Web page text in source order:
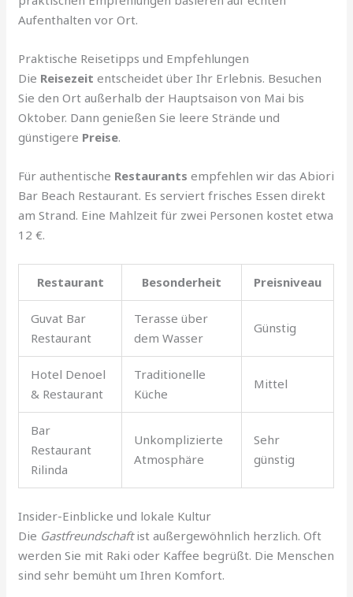
Aufenthalten vor Ort.
Praktische Reisetipps und Empfehlungen
Die Reisezeit entscheidet über Ihr Erlebnis. Besuchen
Sie den Ort außerhalb der Hauptsaison von Mai bis
Oktober. Dann genießen Sie leere Strände und
günstigere Preise.
Für authentische Restaurants empfehlen wir das Abiori
Bar Beach Restaurant. Es serviert frisches Essen direkt
am Strand. Eine Mahlzeit für zwei Personen kostet etwa
12 €.
Restaurant Besonderheit Preisniveau
Guvat Bar
Restaurant
Terasse über
dem Wasser
Günstig
Hotel Denoel
& Restaurant
Traditionelle
Küche
Mittel
Bar
Restaurant
Rilinda
Unkomplizierte
Atmosphäre
Sehr
günstig
Insider-Einblicke und lokale Kultur
Die Gastfreundschaftist außergewöhnlich herzlich. Oft
werden Sie mit Raki oder Kaffee begrüßt. Die Menschen
sind sehr bemüht um Ihren Komfort.